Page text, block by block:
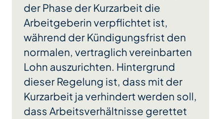
der Phase der Kurzarbeit die
Arbeitgeberin verpflichtet ist,
während der Kündigungsfrist den
normalen, vertraglich vereinbarten
Lohn auszurichten. Hintergrund
dieser Regelung ist, dass mit der
Kurzarbeit ja verhindert werden soll,
dass Arbeitsverhältnisse gerettet